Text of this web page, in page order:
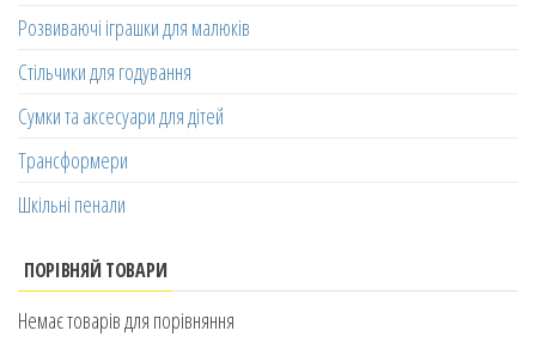
Розвиваючі іграшки для малюків
Стільчики для годування
Сумки та аксесуари для дітей
Трансформери
Шкільні пенали
ПОРІВНЯЙ ТОВАРИ
Немає товарів для порівняння